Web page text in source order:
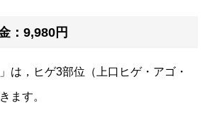
：9,980円
は，ヒゲ3部位（上口ヒゲ・アゴ・
ます。